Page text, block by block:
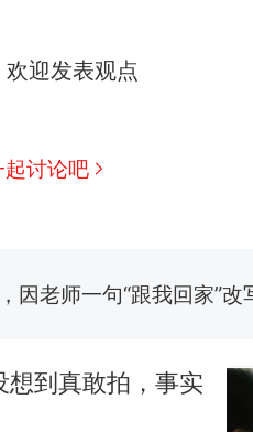
迎发表观点
讨论吧
号，仅凭视频评出？中国
方通报
想到真敢拍，事实